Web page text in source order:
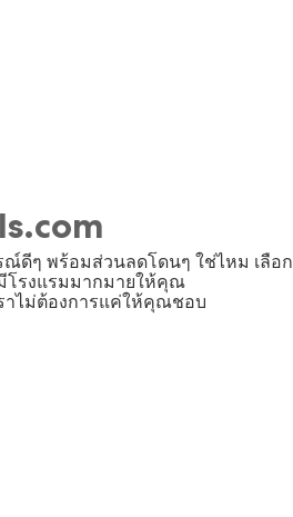
ณ์ดีๆ พร้อมส่วนลดโดนๆ ใช่ไหม เลือก
โรงแรมมากมายให้คุณ
าไม่ต้องการแค่ให้คุณชอบ